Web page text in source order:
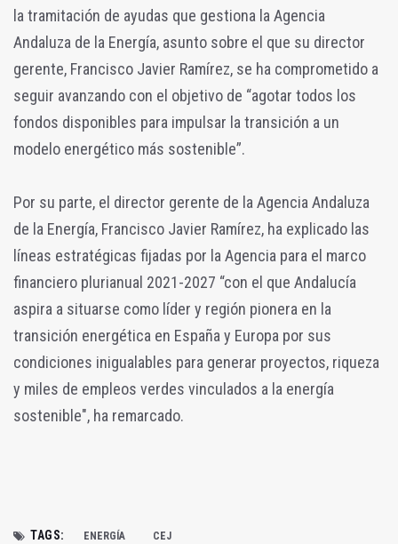
la tramitación de ayudas que gestiona la Agencia
Andaluza de la Energía, asunto sobre el que su director
gerente, Francisco Javier Ramírez, se ha comprometido a
seguir avanzando con el objetivo de “agotar todos los
fondos disponibles para impulsar la transición a un
modelo energético más sostenible”.
Por su parte, el director gerente de la Agencia Andaluza
de la Energía, Francisco Javier Ramírez, ha explicado las
líneas estratégicas fijadas por la Agencia para el marco
financiero plurianual 2021-2027 “con el que Andalucía
aspira a situarse como líder y región pionera en la
transición energética en España y Europa por sus
condiciones inigualables para generar proyectos, riqueza
y miles de empleos verdes vinculados a la energía
sostenible", ha remarcado.
TAGS: ENERGÍA CEJ